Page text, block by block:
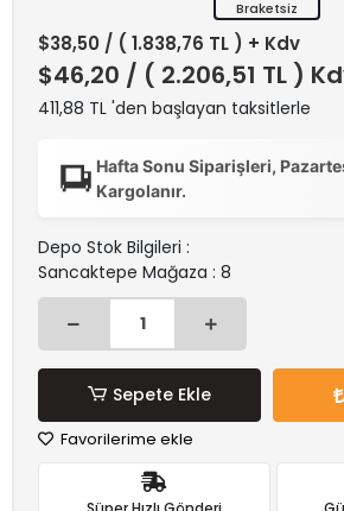
Braketsiz
$38,50 / ( 1.838,76 TL ) + Kdv
$46,20 / ( 2.206,51 TL )
411,88 TL 'den başlayan taksitlerle
Hafta Sonu Siparişleri,
Kargolanır.
Depo Stok Bilgileri :
Sancaktepe Mağaza : 8
Sepete Ekle
Favorilerime ekle